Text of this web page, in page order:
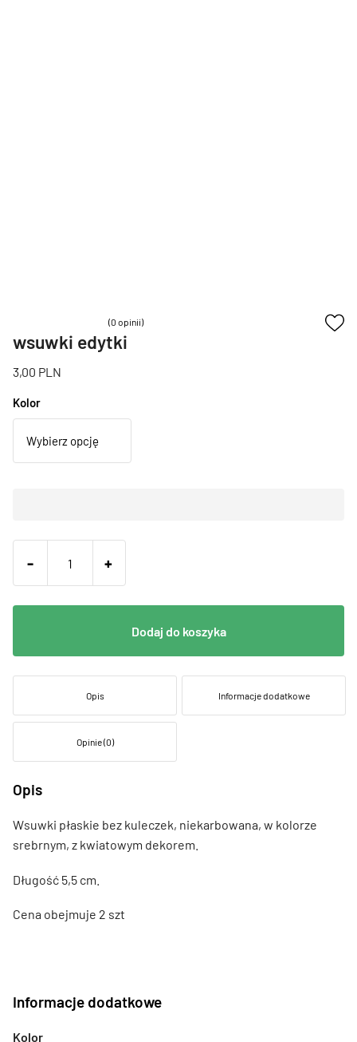
(0 opinii)
wsuwki edytki
3,00 PLN
Kolor
- +
Dodaj do koszyka
Opis Informacje dodatkowe
Opinie (0)
Opis
Wsuwki płaskie bez kuleczek, niekarbowana, w kolorze
srebrnym, z kwiatowym dekorem.
Długość 5,5 cm.
Cena obejmuje 2 szt
Informacje dodatkowe
Kolor